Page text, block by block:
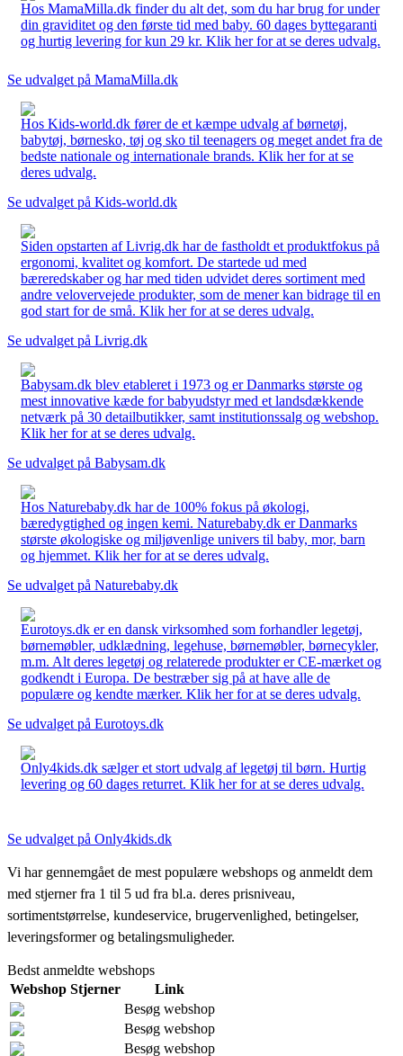
Hos MamaMilla.dk finder du alt det, som du har brug for under
din graviditet og den første tid med baby. 60 dages byttegaranti
og hurtig levering for kun 29 kr. Klik her for at se deres udvalg.
Se udvalget på MamaMilla.dk
Hos Kids-world.dk fører de et kæmpe udvalg af børnetøj,
babytøj, børnesko, tøj og sko til teenagers og meget andet fra de
bedste nationale og internationale brands. Klik her for at se
deres udvalg.
Se udvalget på Kids-world.dk
Siden opstarten af Livrig.dk har de fastholdt et produktfokus på
ergonomi, kvalitet og komfort. De startede ud med
bæreredskaber og har med tiden udvidet deres sortiment med
andre velovervejede produkter, som de mener kan bidrage til en
god start for de små. Klik her for at se deres udvalg.
Se udvalget på Livrig.dk
Babysam.dk blev etableret i 1973 og er Danmarks største og
mest innovative kæde for babyudstyr med et landsdækkende
netværk på 30 detailbutikker, samt institutionssalg og webshop.
Klik her for at se deres udvalg.
Se udvalget på Babysam.dk
Hos Naturebaby.dk har de 100% fokus på økologi,
bæredygtighed og ingen kemi. Naturebaby.dk er Danmarks
største økologiske og miljøvenlige univers til baby, mor, barn
og hjemmet. Klik her for at se deres udvalg.
Se udvalget på Naturebaby.dk
Eurotoys.dk er en dansk virksomhed som forhandler legetøj,
børnemøbler, udklædning, legehuse, børnemøbler, børnecykler,
m.m. Alt deres legetøj og relaterede produkter er CE-mærket og
godkendt i Europa. De bestræber sig på at have alle de
populære og kendte mærker. Klik her for at se deres udvalg.
Se udvalget på Eurotoys.dk
Only4kids.dk sælger et stort udvalg af legetøj til børn. Hurtig
levering og 60 dages returret. Klik her for at se deres udvalg.
Se udvalget på Only4kids.dk
Vi har gennemgået de mest populære webshops og anmeldt dem
med stjerner fra 1 til 5 ud fra bl.a. deres prisniveau,
sortimentstørrelse, kundeservice, brugervenlighed, betingelser,
leveringsformer og betalingsmuligheder.
Bedst anmeldte webshops
Webshop Stjerner
Link
Besøg webshop
Besøg webshop
Besøg webshop